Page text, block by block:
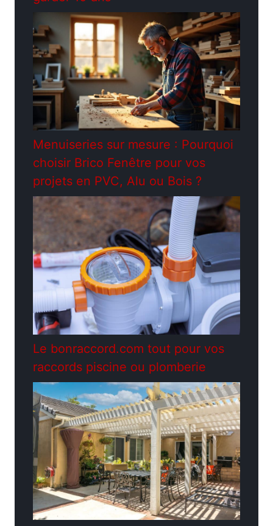
Menuiseries sur mesure : Pourquoi
choisir Brico Fenêtre pour vos
projets en PVC, Alu ou Bois ?
Le bonraccord.com tout pour vos
raccords piscine ou plomberie